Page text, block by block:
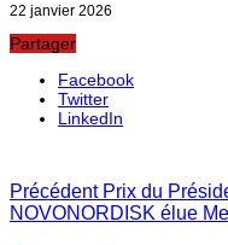
22 janvier 2026
Partager
Facebook
Twitter
LinkedIn
PrécédentPrix du
NOVONORDISK élue